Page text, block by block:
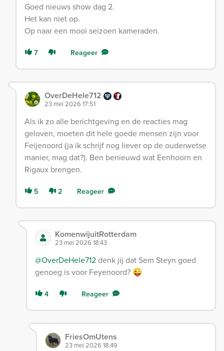
Goed nieuws show dag 2.
Het kan niet op.
Op naar een mooi seizoen kameraden.
7 Reageer
OverDeHele712
23 mei 2026 17:51
Als ik zo alle berichtgeving en de reacties mag
geloven, moeten dit hele goede mensen zijn voor
Feijenoord (ja ik schrijf nog liever op de ouderwetse
manier, mag dat?). Ben benieuwd wat Eenhoorn en
Rigaux brengen.
5 2 Reageer
KomenwijuitRotterdam
23 mei 2026 18:43
@OverDeHele712denk jij dat Sem Steyn goed
genoeg is voor Feyenoord? 😜
4 Reageer
FriesOmUtens
23 mei 2026 18:49